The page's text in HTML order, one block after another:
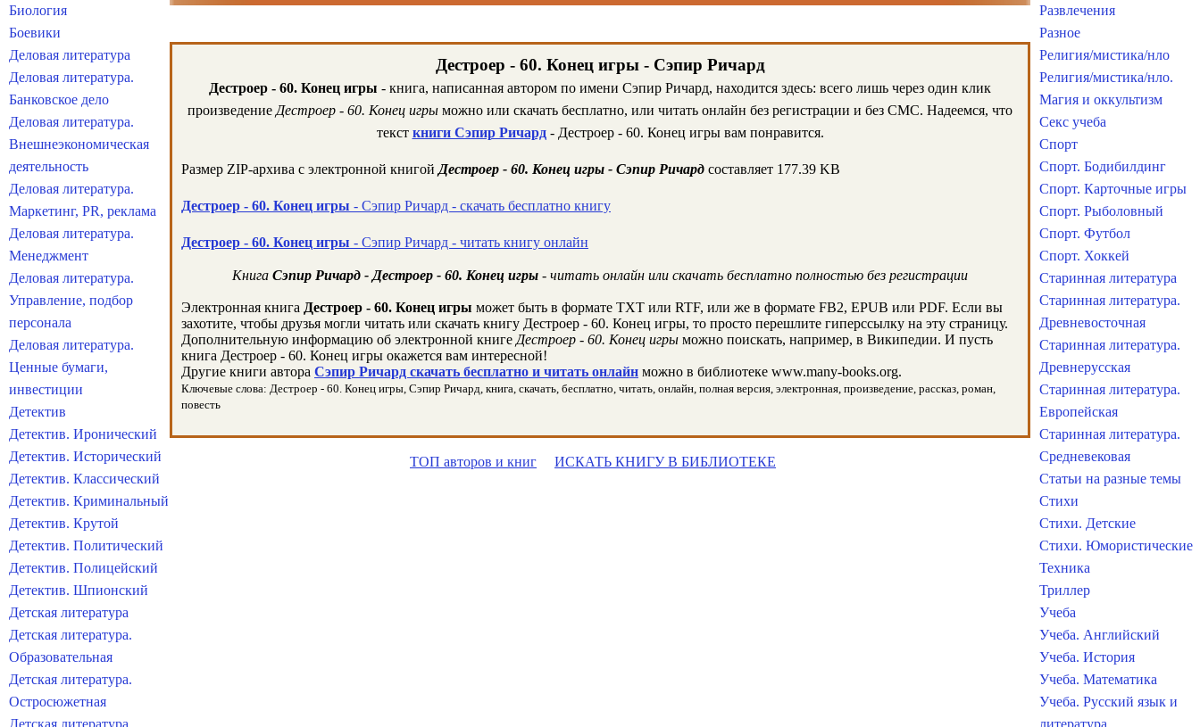
Дестроер - 60. Конец игры - Сэпир Ричард
Дестроер - 60. Конец игры - книга, написанная автором по имени Сэпир Ричард, находится здесь: всего лишь через один клик
произведение Дестроер - 60. Конец игры можно или скачать бесплатно, или читать онлайн без регистрации и без СМС. Надеемся, что
текст книги Сэпир Ричард- Дестроер - 60. Конец игры вам понравится.
Размер ZIP-архива c электронной книгой Дестроер - 60. Конец игры - Сэпир Ричард составляет 177.39 KB
Дестроер - 60. Конец игры - Сэпир Ричард - скачать бесплатно книгу
Дестроер - 60. Конец игры - Сэпир Ричард - читать книгу онлайн
Книга Сэпир Ричард - Дестроер - 60. Конец игры - читать онлайн или скачать бесплатно полностью без регистрации
Электронная книга Дестроер - 60. Конец игры может быть в формате TXT или RTF, или же в формате FB2, EPUB или PDF. Если вы
захотите, чтобы друзья могли читать или скачать книгу Дестроер - 60. Конец игры, то просто перешлите гиперссылку на эту страницу.
Дополнительную информацию об электронной книге Дестроер - 60. Конец игры можно поискать, например, в Википедии. И пусть
книга Дестроер - 60. Конец игры окажется вам интересной!
Другие книги автора Сэпир Ричард скачать бесплатно и читать онлайн можно в библиотеке www.many-books.org.
Ключевые слова: Дестроер - 60. Конец игры, Сэпир Ричард, книга, скачать, бесплатно, читать, онлайн, полная версия, электронная, произведение, рассказ, роман,
повесть
ТОП авторов и книг ИСКАТЬ КНИГУ В БИБЛИОТЕКЕ
Биология
Боевики
Деловая литература
Деловая литература.
Банковское дело
Деловая литература.
Внешнеэкономическая
деятельность
Деловая литература.
Маркетинг, PR, реклама
Деловая литература.
Менеджмент
Деловая литература.
Управление, подбор
персонала
Деловая литература.
Ценные бумаги,
инвестиции
Детектив
Детектив. Иронический
Детектив. Исторический
Детектив. Классический
Детектив. Криминальный
Детектив. Крутой
Детектив. Политический
Детектив. Полицейский
Детектив. Шпионский
Детская литература
Детская литература.
Образовательная
Детская литература.
Остросюжетная
Детская литература.
Развлечения
Разное
Религия/мистика/нло
Религия/мистика/нло.
Магия и оккультизм
Секс учеба
Спорт
Спорт. Бодибилдинг
Спорт. Карточные игры
Спорт. Рыболовный
Спорт. Футбол
Спорт. Хоккей
Старинная литература
Старинная литература.
Древневосточная
Старинная литература.
Древнерусская
Старинная литература.
Европейская
Старинная литература.
Средневековая
Статьи на разные темы
Стихи
Стихи. Детские
Стихи. Юмористические
Техника
Триллер
Учеба
Учеба. Английский
Учеба. История
Учеба. Математика
Учеба. Русский язык и
литература